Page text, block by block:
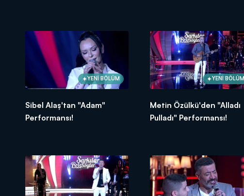
YENİ BÖLÜM
Sibel Alaş'tan "Adam"
Performansı!
YENİ BÖLÜM
Metin Özülkü'den "Alladı
Pulladı" Performansı!